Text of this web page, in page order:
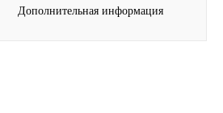
Дополнительная информация